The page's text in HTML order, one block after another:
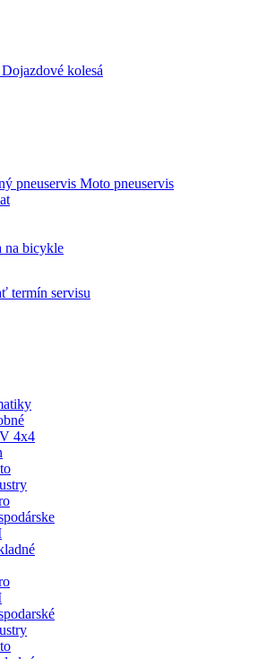
Dojazdové kolesá
pneuservis Moto pneuservis
na bicykle
termín servisu
4x4